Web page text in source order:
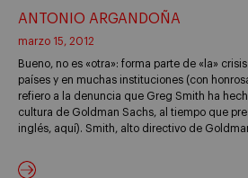
ANTONIO ARGANDOÑA
marzo 15, 2012
Bueno, no es «otra»: forma parte de «la»
países y en muchas instituciones (con
refiero a la denuncia que Greg Smith ha
cultura de Goldman Sachs, al tiempo que
inglés, aquí). Smith, alto directivo de